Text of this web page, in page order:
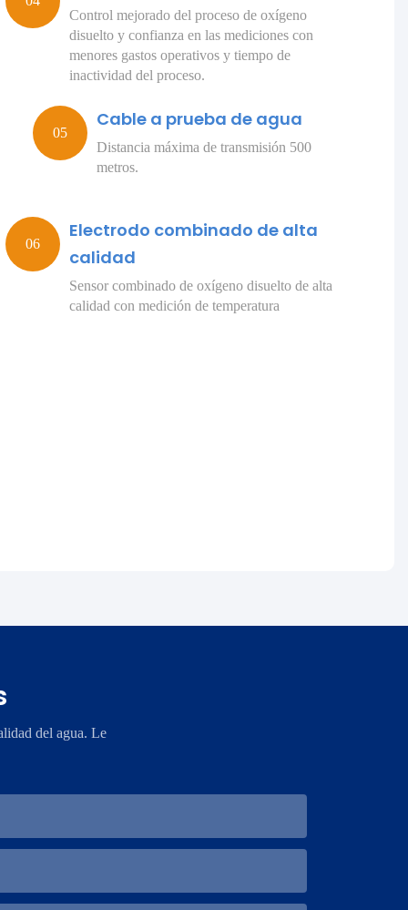
Control mejorado del proceso de oxígeno
disuelto y confianza en las mediciones con
menores gastos operativos y tiempo de
inactividad del proceso.
Cable a prueba de agua
Distancia máxima de transmisión 500
metros.
Electrodo combinado de alta
calidad
Sensor combinado de oxígeno disuelto de alta
calidad con medición de temperatura
del agua. Le